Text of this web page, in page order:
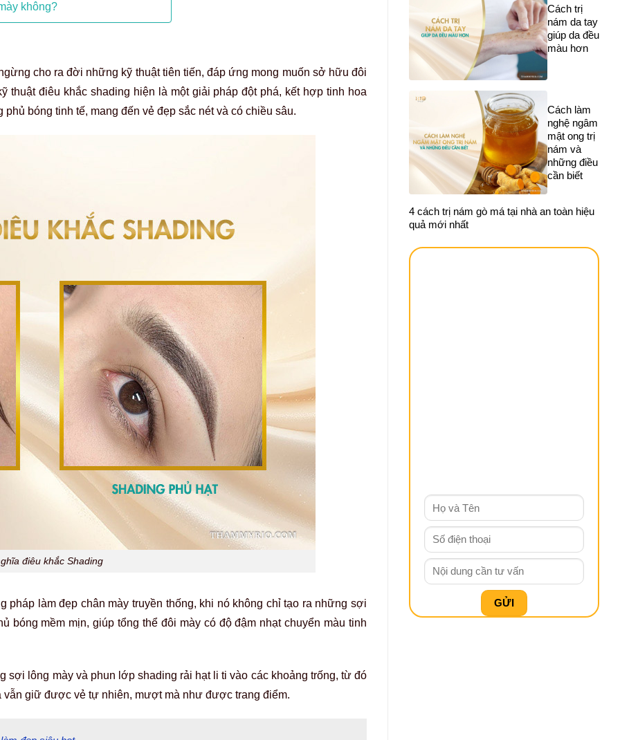
không?
cho ra đời những kỹ thuật tiên tiến, đáp ứng mong muốn sở hữu đôi
thuật điêu khắc shading hiện là một giải pháp đột phá, kết hợp tinh hoa
bóng tinh tế, mang đến vẻ đẹp sắc nét và có chiều sâu.
điêu khắc Shading
làm đẹp chân mày truyền thống, khi nó không chỉ tạo ra những sợi
bóng mềm mịn, giúp tổng thể đôi mày có độ đậm nhạt chuyển màu tinh
sợi lông mày và phun lớp shading rải hạt li ti vào các khoảng trống, từ đó
vẫn giữ được vẻ tự nhiên, mượt mà như được trang điểm.
Cách trị
nám da tay
giúp da đều
màu hơn
Cách làm
nghệ ngâm
mật ong trị
nám và
những điều
cần biết
4 cách trị nám gò má tại nhà an toàn hiệu
quả mới nhất